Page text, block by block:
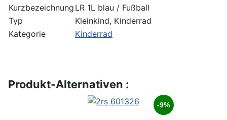
Kurzbezeichnung LR 1L blau / Fußball
Typ
Kleinkind, Kinderrad
Kategorie
Kinderrad
Produkt-Alternativen :
-9%